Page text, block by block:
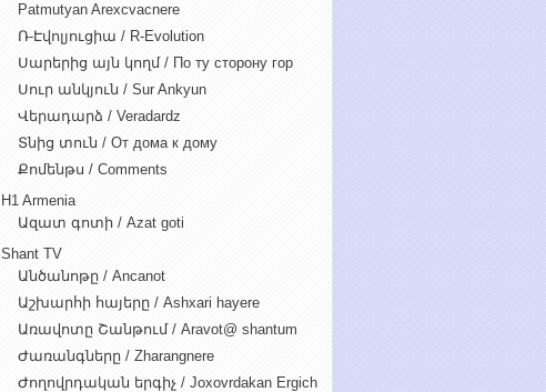
Patmutyan Arexcvacnere
Ռ-Էվոլյուցիա / R-Evolution
Սարերից այն կողմ / По ту сторону гор
Սուր անկյուն / Sur Ankyun
Վերադարձ / Veradardz
Տնից տուն / От дома к дому
Քոմենթս / Comments
H1 Armenia
Ազատ գոտի / Azat goti
Shant TV
Անծանոթը / Ancanot
Աշխարհի հայերը / Ashxari hayere
Առավոտը Շանթում / Aravot@ shantum
Ժառանգները / Zharangnere
Ժողովրդական երգիչ / Joxovrdakan Ergich